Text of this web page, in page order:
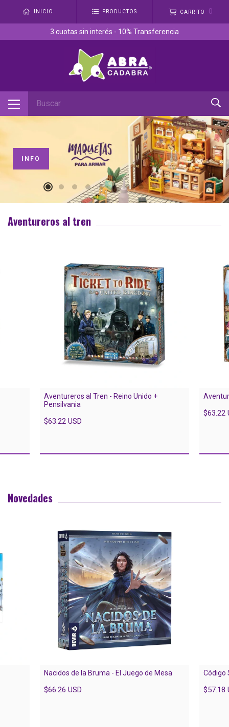
INICIO PRODUCTOS CARRITO 0
3 cuotas sin interés - 10% Transferencia
INFO
Aventureros al tren
Aventureros al Tren - Reino Unido +
Pensilvania
$63.22 USD
$63.22
Novedades
Nacidos de la Bruma - El Juego de Mesa
$66.26 USD
Código
$57.18